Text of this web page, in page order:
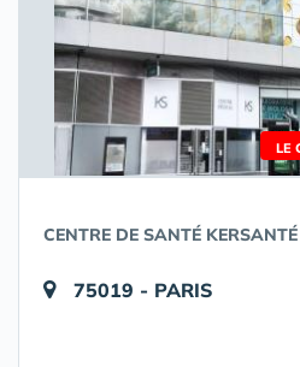
LE
CENTRE DE SANTÉ
75019 - PARIS